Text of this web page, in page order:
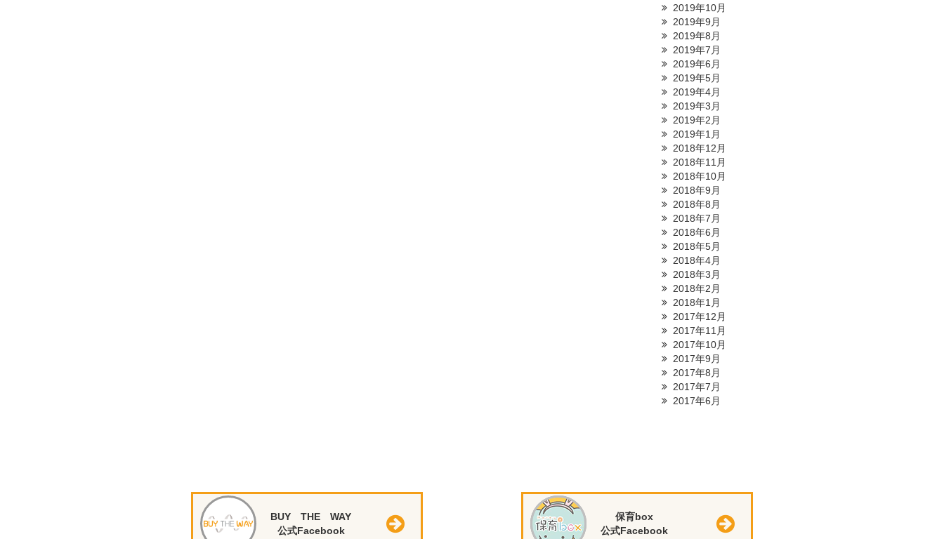
2019年10月
2019年9月
2019年8月
2019年7月
2019年6月
2019年5月
2019年4月
2019年3月
2019年2月
2019年1月
2018年12月
2018年11月
2018年10月
2018年9月
2018年8月
2018年7月
2018年6月
2018年5月
2018年4月
2018年3月
2018年2月
2018年1月
2017年12月
2017年11月
2017年10月
2017年9月
2017年8月
2017年7月
2017年6月
BUY THE WAY
公式Facebook
保育box
公式Facebook